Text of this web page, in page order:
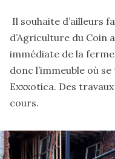
Il souhaite d’ailleurs
d’Agriculture du Coin
immédiate de la
donc l’immeuble où
Exxxotica. Des
cours.